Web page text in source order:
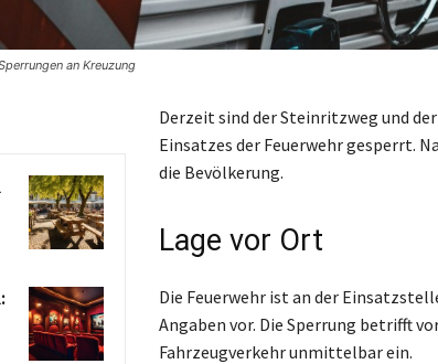
an Kreuzung
Derzeit sind der Steinritzweg und
Einsatzes der Feuerwehr gesperrt.
die Bevölkerung.
Lage vor Ort
Die Feuerwehr ist an der
Angaben vor. Die Sperrung betrifft
Fahrzeugverkehr unmittelbar ein.